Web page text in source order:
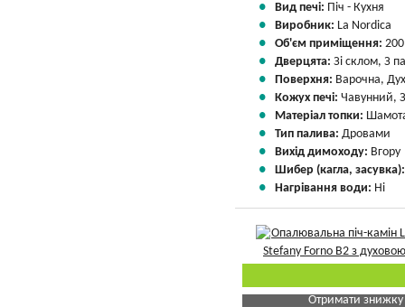
Вид печі: Піч - Кухня
Виробник: La Nordica
Об'єм приміщення:
Дверцята: Зі склом, З
Поверхня: Варочна,
Кожух печі: Чавунний,
Матеріал топки:
Тип палива: Дровами
Вихід димоходу: Вгору
Шибер (кагла,
Нагрівання води: Ні
Отримати знижку